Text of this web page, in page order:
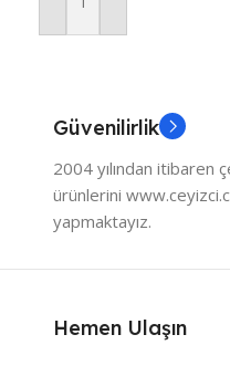
Sepete Ekle
Güvenilirlik
2004 yılından itibaren
ürünlerini
yapmaktayız.
Hemen Ulaşın